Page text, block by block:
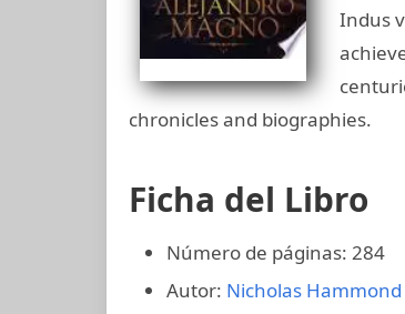
Indus
chronicles and biographies.
Ficha del Libro
Número de páginas: 284
Autor: Nicholas Hammond